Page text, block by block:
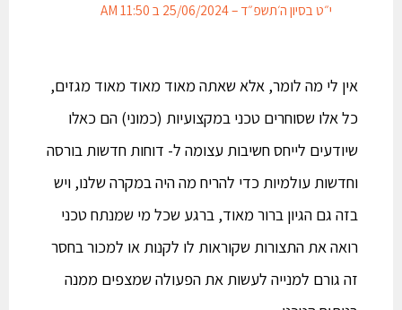
י״ט בסיון ה׳תשפ״ד – 25/06/2024 ב 11:50 AM
אין לי מה לומר, אלא שאתה מאוד מאוד מאוד מגזים,
כל אלו שסוחרים טכני במקצועיות (כמוני) הם כאלו
שיודעים לייחס חשיבות עצומה ל- דוחות חדשות בורסה
וחדשות עולמיות כדי להריח מה היה במקרה שלנו, ויש
בזה גם הגיון ברור מאוד, ברגע שכל מי שמנתח טכני
רואה את התצורות שקוראות לו לקנות או למכור בחסר
זה גורם למנייה לעשות את הפעולה שמצפים ממנה